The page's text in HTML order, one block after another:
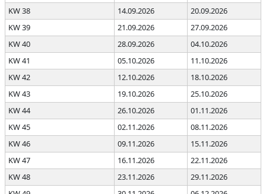
KW 38
14.09.2026
20.09.2026
KW 39
21.09.2026
27.09.2026
KW 40
28.09.2026
04.10.2026
KW 41
05.10.2026
11.10.2026
KW 42
12.10.2026
18.10.2026
KW 43
19.10.2026
25.10.2026
KW 44
26.10.2026
01.11.2026
KW 45
02.11.2026
08.11.2026
KW 46
09.11.2026
15.11.2026
KW 47
16.11.2026
22.11.2026
KW 48
23.11.2026
29.11.2026